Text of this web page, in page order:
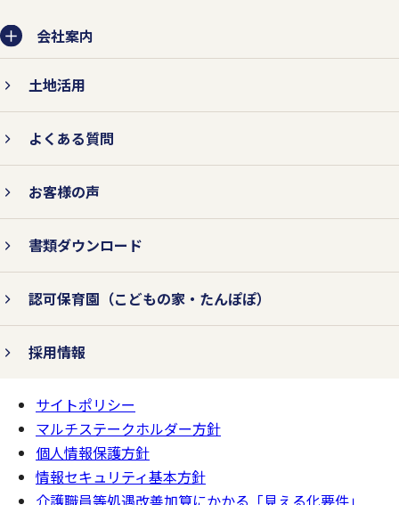
えいなどを防止するため、不正アクセス対
対策を行います。
3.法令およびその他の規範を遵守
します。
個人情報の取り扱いに関して、個人情報保
護法をはじめとする個人情報に関する法令
およびその他の規範を遵守します。
4.個人情報保護コンプライアン
ス・プログラムの継続的改善を行
います。
会社案内
土地活用
よくある質問
お客様の声
書類ダウンロード
認可保育園 （こどもの家・たんぽぽ）
採用情報
ページの
一番上へ
サイトポリシー
マルチステークホルダー方針
個人情報保護方針
情報セキュリティ基本方針
介護職員等処遇改善加算にかかる「見える化要件」